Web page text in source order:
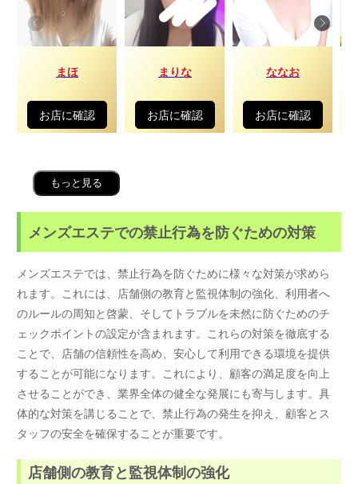
まほ
お店に確認
まりな
お店に確認
ななお
お店に確認
もっと見る
メンズエステでの禁止行為を防ぐための対策
メンズエステでは、禁止行為を防ぐために様々な対策が求めら
れます。これには、店舗側の教育と監視体制の強化、利用者へ
のルールの周知と啓蒙、そしてトラブルを未然に防ぐためのチ
ェックポイントの設定が含まれます。これらの対策を徹底する
ことで、店舗の信頼性を高め、安心して利用できる環境を提供
することが可能になります。これにより、顧客の満足度を向上
させることができ、業界全体の健全な発展にも寄与します。具
体的な対策を講じることで、禁止行為の発生を抑え、顧客とス
タッフの安全を確保することが重要です。
店舗側の教育と監視体制の強化